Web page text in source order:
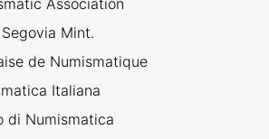
Association
Mint.
de Numismatique
Italiana
di Numismatica